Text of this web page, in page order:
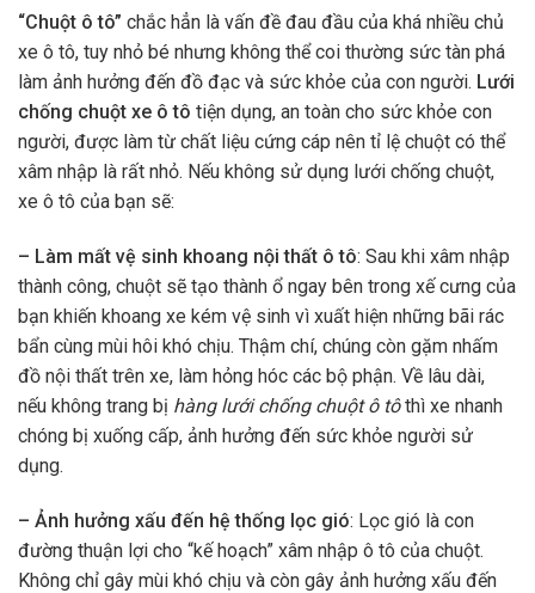
“Chuột ô tô” chắc hẳn là vấn đề đau đầu của khá nhiều chủ
xe ô tô, tuy nhỏ bé nhưng không thể coi thường sức tàn phá
làm ảnh hưởng đến đồ đạc và sức khỏe của con người. Lưới
chống chuột xe ô tô tiện dụng, an toàn cho sức khỏe con
người, được làm từ chất liệu cứng cáp nên tỉ lệ chuột có thể
xâm nhập là rất nhỏ. Nếu không sử dụng lưới chống chuột,
xe ô tô của bạn sẽ:
– Làm mất vệ sinh khoang nội thất ô tô: Sau khi xâm nhập
thành công, chuột sẽ tạo thành ổ ngay bên trong xế cưng của
bạn khiến khoang xe kém vệ sinh vì xuất hiện những bãi rác
bẩn cùng mùi hôi khó chịu. Thậm chí, chúng còn gặm nhấm
đồ nội thất trên xe, làm hỏng hóc các bộ phận. Về lâu dài,
nếu không trang bị hàng lưới chống chuột ô tôthì xe nhanh
chóng bị xuống cấp, ảnh hưởng đến sức khỏe người sử
dụng.
– Ảnh hưởng xấu đến hệ thống lọc gió: Lọc gió là con
đường thuận lợi cho “kế hoạch” xâm nhập ô tô của chuột.
Không chỉ gây mùi khó chịu và còn gây ảnh hưởng xấu đến